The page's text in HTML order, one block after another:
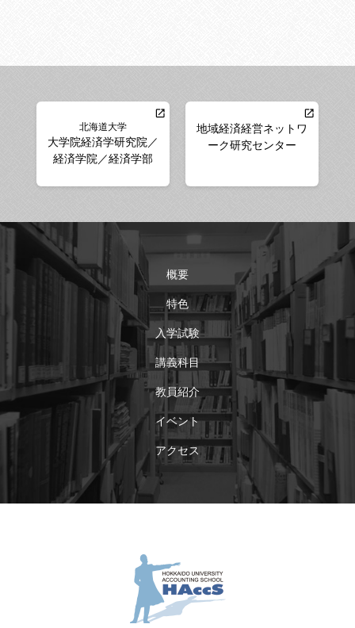
北海道大学
大学院経済学研究院／
経済学院／経済学部
地域経済経営ネットワ
ーク研究センター
概要
特色
入学試験
講義科目
教員紹介
イベント
アクセス